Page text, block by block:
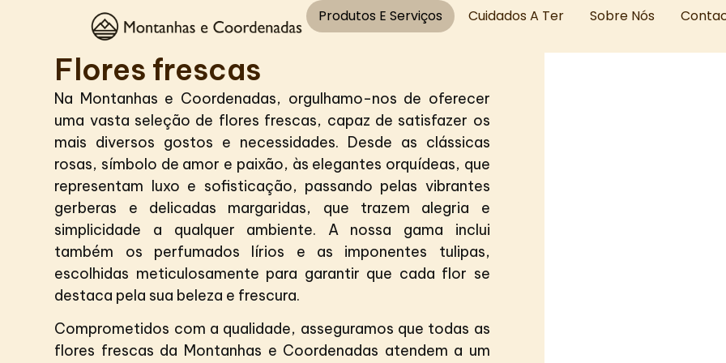
Produtos E Serviços Cuidados A Ter Sobre Nós
Flores frescas
Na Montanhas e Coordenadas, orgulhamo-nos de oferecer
uma vasta seleção de flores frescas, capaz de satisfazer os
mais diversos gostos e necessidades. Desde as clássicas
rosas, símbolo de amor e paixão, às elegantes orquídeas, que
representam luxo e sofisticação, passando pelas vibrantes
gerberas e delicadas margaridas, que trazem alegria e
simplicidade a qualquer ambiente. A nossa gama inclui
também os perfumados lírios e as imponentes tulipas,
escolhidas meticulosamente para garantir que cada flor se
destaca pela sua beleza e frescura.
Comprometidos com a qualidade, asseguramos que todas as
flores frescas da Montanhas e Coordenadas atendem a um